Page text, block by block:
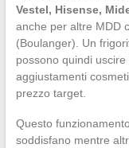
Vestel, Hisense,
anche per altre MDD
(Boulanger). Un
possono quindi
aggiustamenti
prezzo target.
Questo
soddisfano mentre